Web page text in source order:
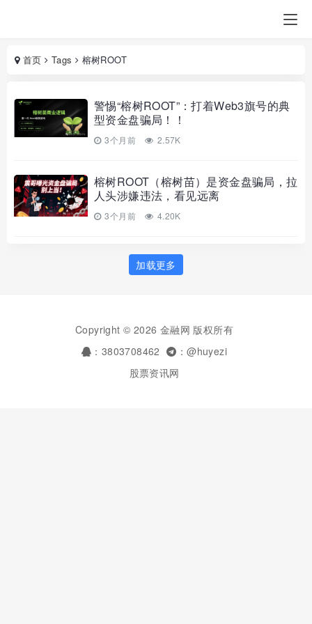
首页 Tags 榕树ROOT
警惕“榕树ROOT”：打着Web3旗号的典
型资金盘骗局！！
3个月前 2.57K
榕树ROOT（榕树苗）是资金盘骗局，拉
人头涉嫌违法，看见远离
3个月前 4.20K
加载更多
Copyright © 2026 金融网 版权所有
：3803708462
：@huyezi
股票资讯网